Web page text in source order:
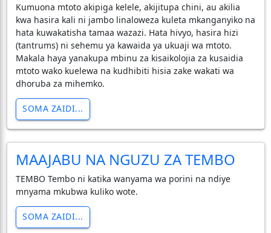
Kumuona mtoto akipiga kelele, akijitupa chini, au akilia
kwa hasira kali ni jambo linaloweza kuleta mkanganyiko na
hata kuwakatisha tamaa wazazi. Hata hivyo, hasira hizi
(tantrums) ni sehemu ya kawaida ya ukuaji wa mtoto.
Makala haya yanakupa mbinu za kisaikolojia za kusaidia
mtoto wako kuelewa na kudhibiti hisia zake wakati wa
dhoruba za mihemko.
SOMA ZAIDI...
MAAJABU NA NGUZU ZA TEMBO
TEMBO Tembo ni katika wanyama wa porini na ndiye
mnyama mkubwa kuliko wote.
SOMA ZAIDI...